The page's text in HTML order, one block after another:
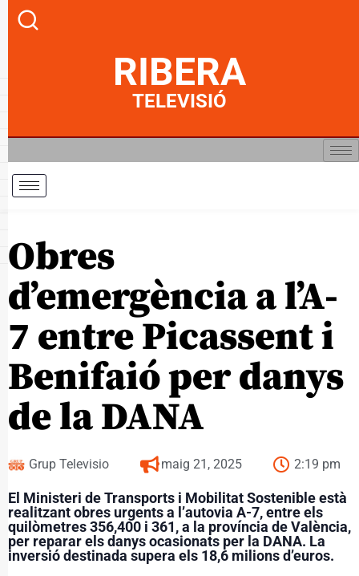
RIBERA
TELEVISIÓ
Obres
d’emergència a l’A-
7 entre Picassent i
Benifaió per danys
de la DANA
Grup Televisio maig 21, 2025 2:19 pm
El Ministeri de Transports i Mobilitat Sostenible està
realitzant obres urgents a l’autovia A-7, entre els
quilòmetres 356,400 i 361, a la província de València,
per reparar els danys ocasionats per la DANA. La
inversió destinada supera els 18,6 milions d’euros.